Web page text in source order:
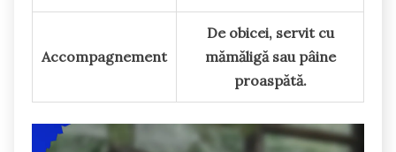
Accompagnement
De obicei, servit cu
mămăligă sau pâine
proaspătă.